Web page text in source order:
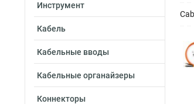
Инструмент
Кабель
Кабельные вводы
Кабельные органайзеры
Коннекторы